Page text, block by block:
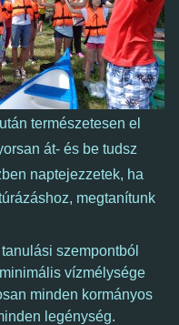
természetesen el
át- és be tudsz
naptejezzetek, ha
megtanítunk
szempontból
vízmélysége
minden kormányos
legénység.